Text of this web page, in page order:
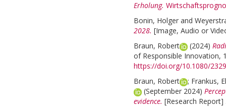
Erholung.
Bonin, Holger and
2028. [Image, Audio or
Braun, Robert
(2024)
of Responsible Innovation,
https://doi.org/10.1080/
Braun, Robert
; Frankus,
(September 2024)
evidence. [Research Report]